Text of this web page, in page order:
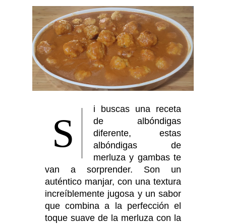
S
i buscas una receta
de albóndigas
diferente, estas
albóndigas de
merluza y gambas te
van a sorprender. Son un
auténtico manjar, con una textura
increíblemente jugosa y un sabor
que combina a la perfección el
toque suave de la merluza con la